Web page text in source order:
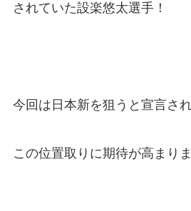
されていた設楽悠太選手！
今回は日本新を狙うと宣言さ
この位置取りに期待が高まりま